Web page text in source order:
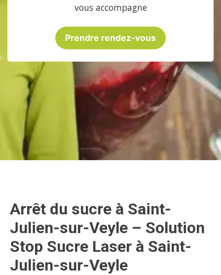
vous accompagne
Prendre rendez-vous
Arrêt du sucre à Saint-
Julien-sur-Veyle – Solution
Stop Sucre Laser à Saint-
Julien-sur-Veyle